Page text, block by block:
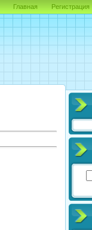
Главная Регистрация